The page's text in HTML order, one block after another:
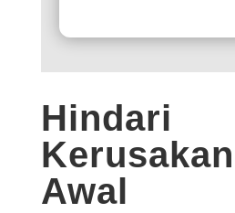
Hindari
Awal